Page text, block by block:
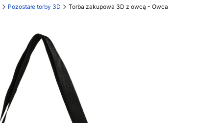
Pozostałe torby 3D Torba zakupowa 3D z owcą - Owca